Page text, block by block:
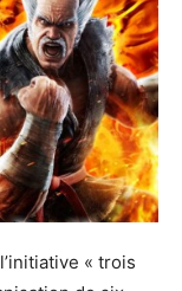
« trois